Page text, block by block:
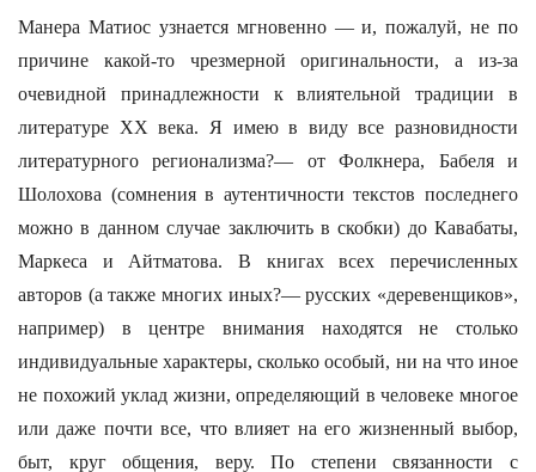
Манера Матиос узнается мгновенно — и, пожалуй, не по
причине какой-то чрезмерной оригинальности, а из-за
очевидной принадлежности к влиятельной традиции в
литературе XX века. Я имею в виду все разновидности
литературного регио­нализма?— от Фолкнера, Бабеля и
Шолохова (сомнения в аутентичности текстов последнего
можно в данном случае заключить в скобки) до Кавабаты,
Маркеса и Айтматова. В книгах всех перечисленных
авторов (а также многих иных?— русских «деревенщиков»,
например) в центре внимания находятся не столько
индивидуальные характеры, сколько особый, ни на что иное
не похожий уклад жизни, определяющий в человеке многое
или даже почти все, что влияет на его жизненный выбор,
быт, круг общения, веру. По степени связанности с